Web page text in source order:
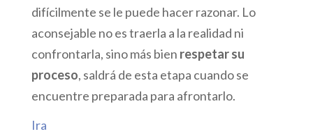
difícilmente se le puede hacer razonar. Lo
aconsejable no es traerla a la realidad ni
confrontarla, sino más bien respetar su
proceso, saldrá de esta etapa cuando se
encuentre preparada para afrontarlo.
Ira